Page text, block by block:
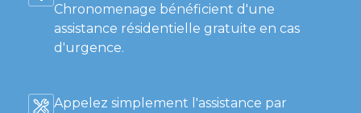
Chronomenage bénéficient d'une
assistance résidentielle gratuite en cas
d'urgence.
Appelez simplement l'assistance par